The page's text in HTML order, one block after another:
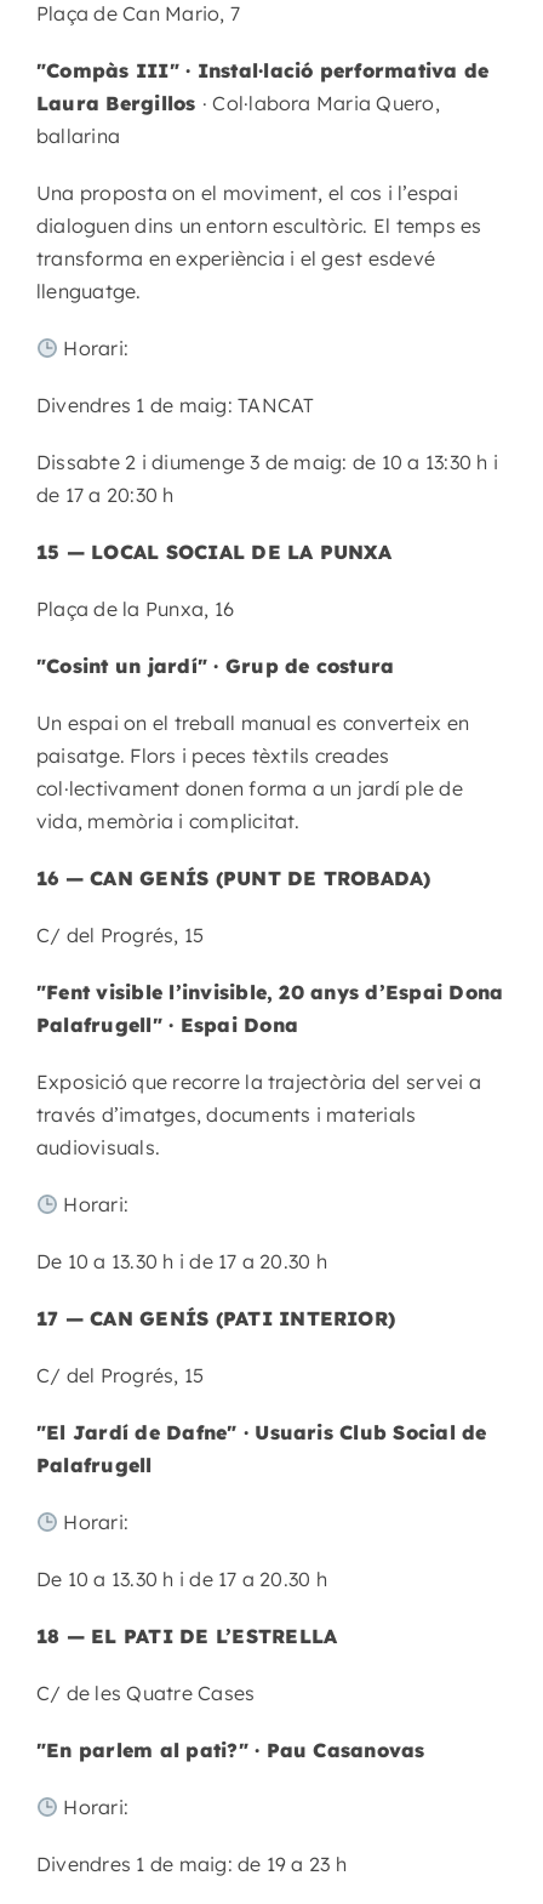
Plaça de Can Mario, 7
"Compàs III" · Instal·lació performativa de
Laura Bergillos · Col·labora Maria Quero,
ballarina
Una proposta on el moviment, el cos i l’espai
dialoguen dins un entorn escultòric. El temps es
transforma en experiència i el gest esdevé
llenguatge.
Horari:
Divendres 1 de maig: TANCAT
Dissabte 2 i diumenge 3 de maig: de 10 a 13:30 h i
de 17 a 20:30 h
15 — LOCAL SOCIAL DE LA PUNXA
Plaça de la Punxa, 16
"Cosint un jardí" · Grup de costura
Un espai on el treball manual es converteix en
paisatge. Flors i peces tèxtils creades
col·lectivament donen forma a un jardí ple de
vida, memòria i complicitat.
16 — CAN GENÍS (PUNT DE TROBADA)
C/ del Progrés, 15
"Fent visible l’invisible, 20 anys d’Espai Dona
Palafrugell" · Espai Dona
Exposició que recorre la trajectòria del servei a
través d’imatges, documents i materials
audiovisuals.
Horari:
De 10 a 13.30 h i de 17 a 20.30 h
17 — CAN GENÍS (PATI INTERIOR)
C/ del Progrés, 15
"El Jardí de Dafne" · Usuaris Club Social de
Palafrugell
Horari:
De 10 a 13.30 h i de 17 a 20.30 h
18 — EL PATI DE L’ESTRELLA
C/ de les Quatre Cases
"En parlem al pati?" · Pau Casanovas
Horari:
Divendres 1 de maig: de 19 a 23 h